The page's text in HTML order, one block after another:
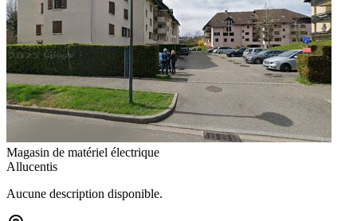
Magasin de matériel électrique
Allucentis
Aucune description disponible.